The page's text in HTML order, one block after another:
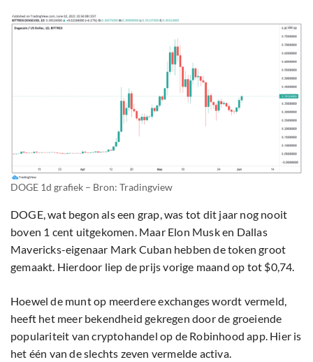
DOGE 1d grafiek – Bron: Tradingview
DOGE, wat begon als een grap, was tot dit jaar nog nooit
boven 1 cent uitgekomen. Maar Elon Musk en Dallas
Mavericks-eigenaar Mark Cuban hebben de token groot
gemaakt. Hierdoor liep de prijs vorige maand op tot $0,74.
Hoewel de munt op meerdere exchanges wordt vermeld,
heeft het meer bekendheid gekregen door de groeiende
populariteit van cryptohandel op de Robinhood app. Hier is
het één van de slechts zeven vermelde activa.